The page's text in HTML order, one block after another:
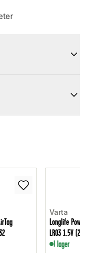
Varta
Longlife
LR03 1.5V
I lager